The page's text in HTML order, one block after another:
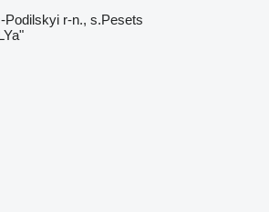
Podilskyi r-n., s.Pesets